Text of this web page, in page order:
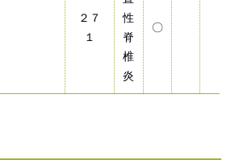
２７
１
性
脊
椎
炎
〇